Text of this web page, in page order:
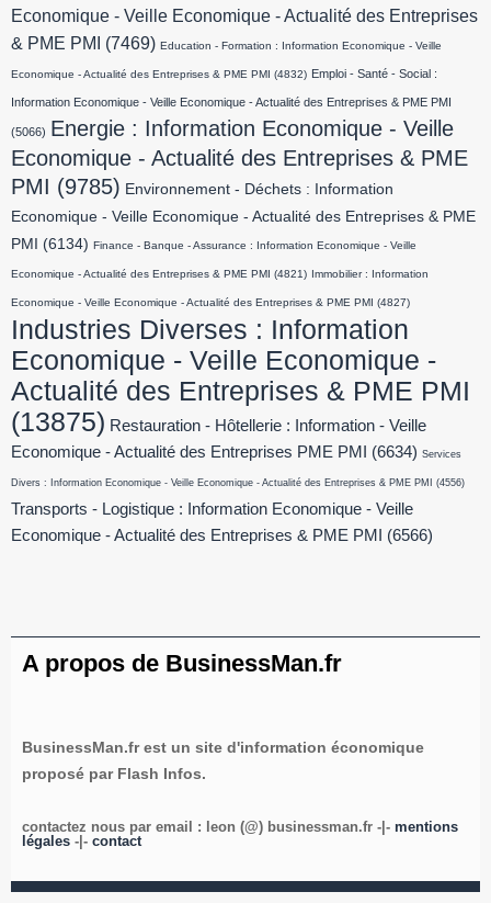
Economique - Veille Economique - Actualité des Entreprises
& PME PMI
(7469) Education - Formation : Information Economique - Veille
Economique - Actualité des Entreprises & PME PMI (4832) Emploi - Santé - Social :
Information Economique - Veille Economique - Actualité des Entreprises & PME PMI
(5066) Energie : Information Economique - Veille
Economique - Actualité des Entreprises & PME
PMI (9785) Environnement - Déchets : Information
Economique - Veille Economique - Actualité des Entreprises & PME
PMI
(6134) Finance - Banque - Assurance : Information Economique - Veille
Economique - Actualité des Entreprises & PME PMI (4821) Immobilier : Information
Economique - Veille Economique - Actualité des Entreprises & PME PMI (4827)
Industries Diverses : Information
Economique - Veille Economique -
Actualité des Entreprises & PME PMI
(13875) Restauration - Hôtellerie : Information - Veille
Economique - Actualité des Entreprises PME PMI
(6634) Services
Divers : Information Economique - Veille Economique - Actualité des Entreprises & PME PMI (4556)
Transports - Logistique : Information Economique - Veille
Economique - Actualité des Entreprises & PME PMI
(6566)
A propos de BusinessMan.fr
BusinessMan.fr est un site d'information économique
proposé par Flash Infos.
contactez nous par email : leon (@) businessman.fr -|- mentions
légales -|- contact